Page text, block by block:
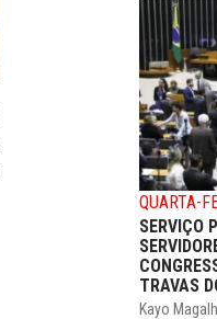
QUARTA-
SERVIÇO
TRAVAS
Kayo